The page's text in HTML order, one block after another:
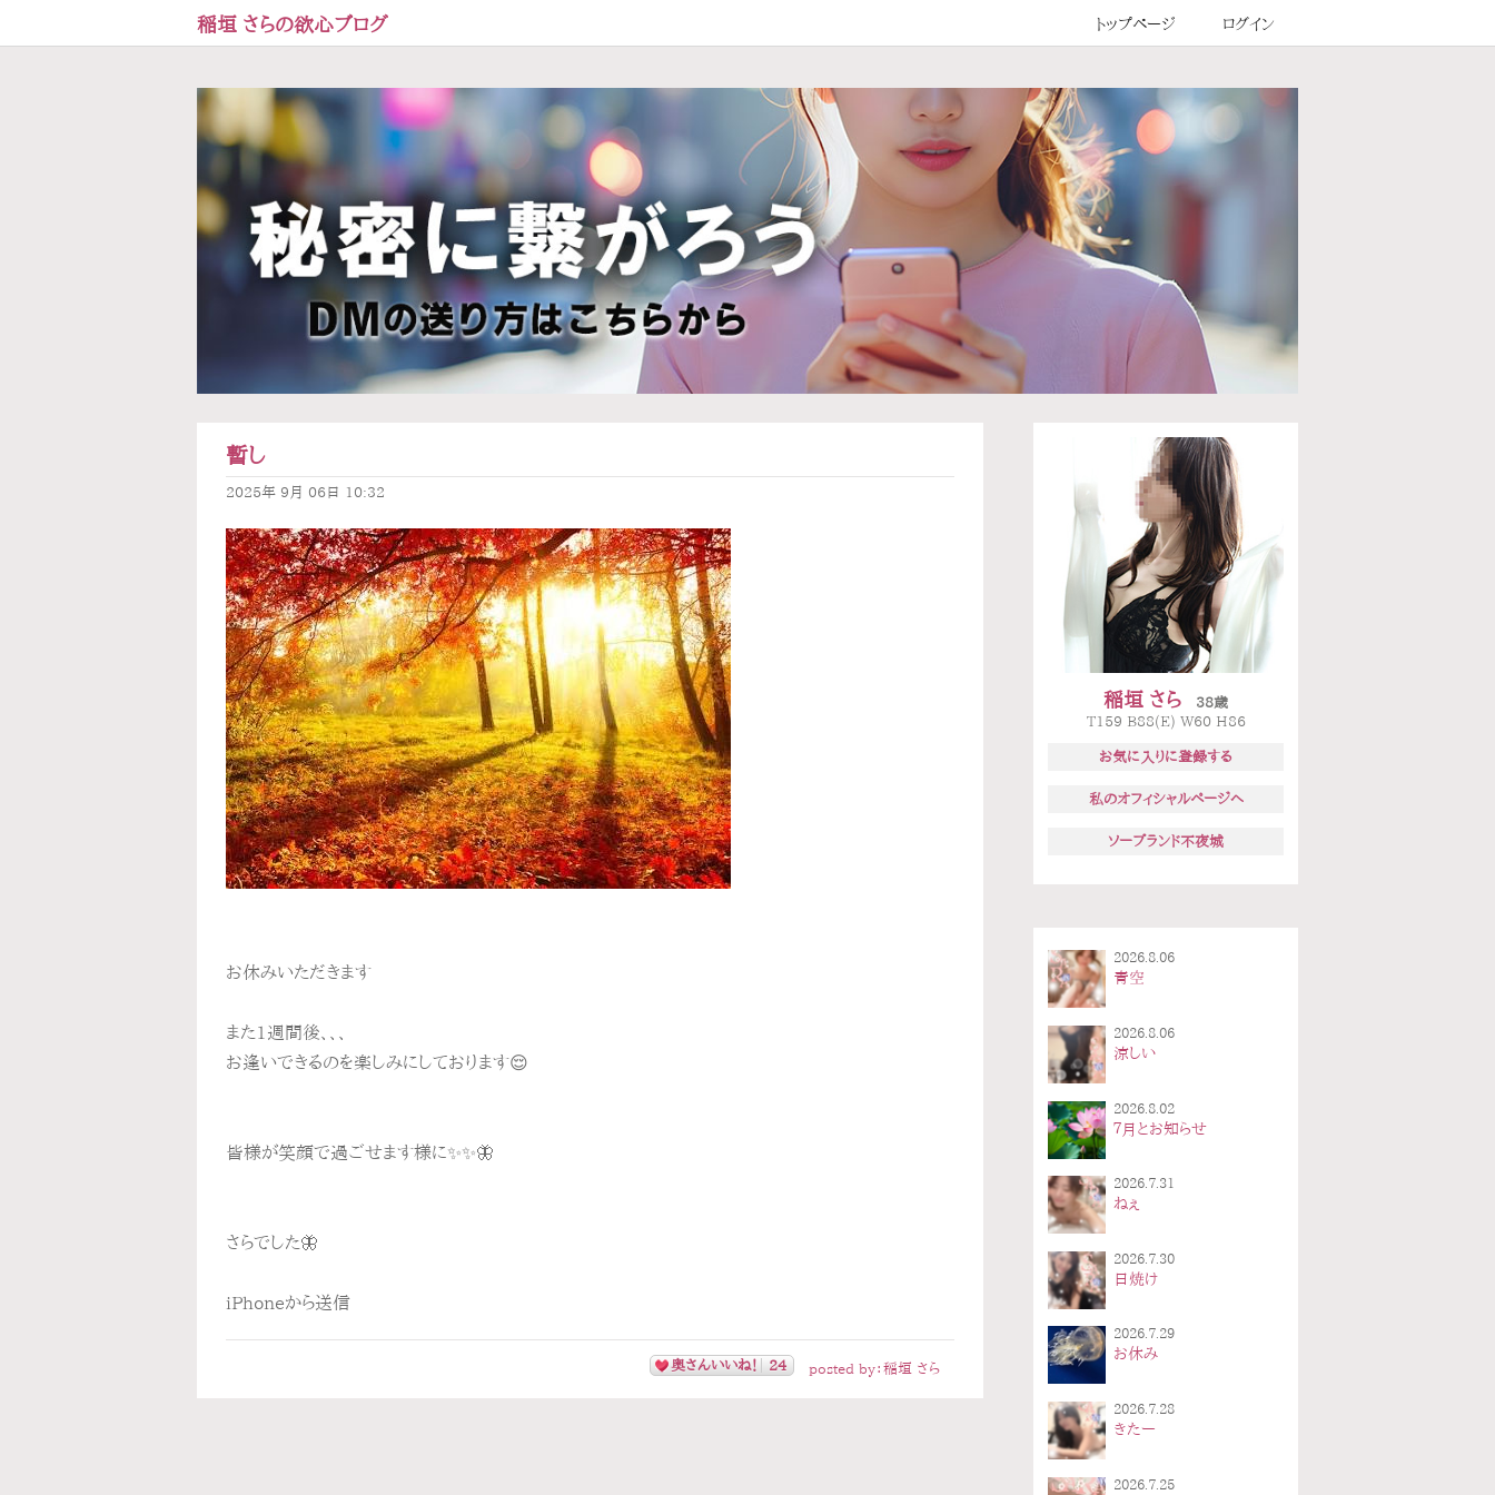
稲垣 さらの欲心ブログ トップページ ログイン
暫し
2025年 9月 06日 10:32
お休みいただきます
また1週間後、、、
お逢いできるのを楽しみにしております😌
皆様が笑顔で過ごせます様に✨✨🦋
さらでした🦋
iPhoneから送信
posted by： 稲垣 さら
奥さんいいね！ 24
稲垣 さら
38歳
T159 B88(E) W60 H86
お気に入りに登録する
私のオフィシャルページへ
ソープランド不夜城
2026.8.06
青空
2026.8.06
涼しい
2026.8.02
７月とお知らせ
2026.7.31
ねぇ
2026.7.30
日焼け
2026.7.29
お休み
2026.7.28
きたー
2026.7.25